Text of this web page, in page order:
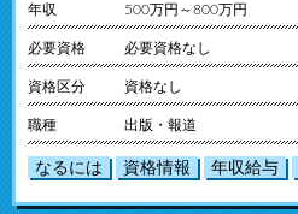
年収 500万円～800万円
必要資格 必要資格なし
資格区分 資格なし
職種 出版・報道
なるには 資格情報 年収給与